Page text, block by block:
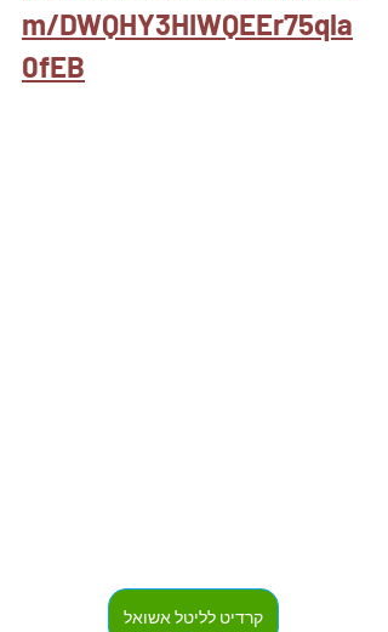
m/DWQHY3HIWQEEr75qla
0fEB
קרדיט לליטל אשואל